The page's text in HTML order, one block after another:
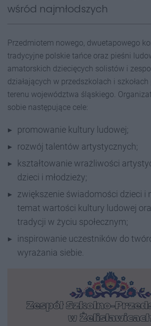
wśród najmłodszych
Przedmiotem nowego, dwuetapowego
tradycyjne polskie tańce oraz pieśni
amatorskich dziecięcych solistów i
działających w przedszkolach i
terenu województwa śląskiego.
sobie następujące cele:
promowanie kultury ludowej;
rozwój talentów artystycznych;
kształtowanie wrażliwości
dzieci i młodzieży;
zwiększenie świadomości dzieci i
temat wartości kultury ludowej
tradycji w życiu społecznym;
inspirowanie uczestników do
wyrażania siebie.